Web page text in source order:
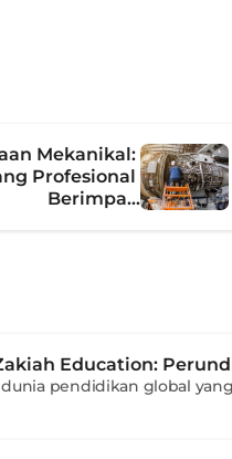
Mekanikal:
Profesional
Berimpa...
Education:
pendidikan global